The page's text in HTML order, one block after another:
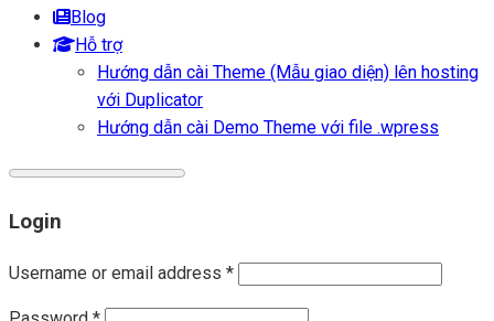
Blog
Hỗ trợ
Hướng dẫn cài Theme (Mẫu giao diện) lên hosting
với Duplicator
Hướng dẫn cài Demo Theme với file .wpress
Login
Username or email address *